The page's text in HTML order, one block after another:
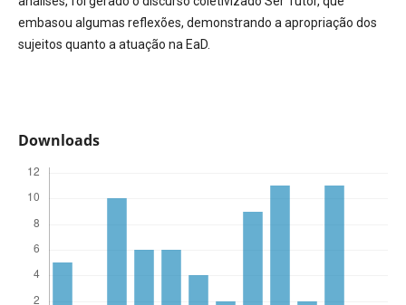
embasou algumas reflexões, demonstrando a apropriação dos
sujeitos quanto a atuação na EaD.
Downloads